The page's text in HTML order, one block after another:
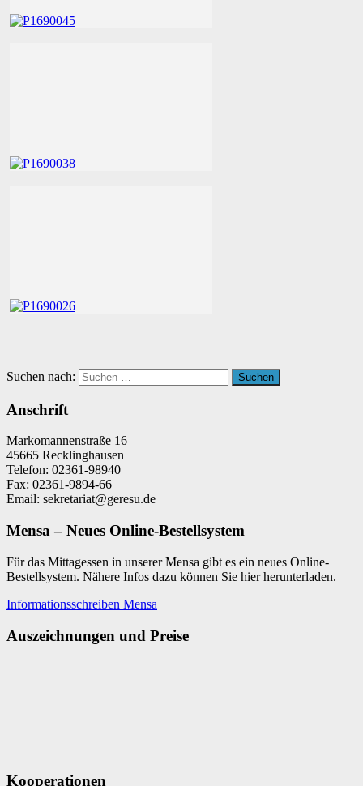
Suchen nach: Suchen
Anschrift
Markomannenstraße 16
45665 Recklinghausen
Telefon: 02361-98940
Fax: 02361-9894-66
Email: sekretariat@geresu.de
Mensa – Neues Online-Bestellsystem
Für das Mittagessen in unserer Mensa gibt es ein neues Online-
Bestellsystem. Nähere Infos dazu können Sie hier herunterladen.
Informationsschreiben Mensa
Auszeichnungen und Preise
Kooperationen